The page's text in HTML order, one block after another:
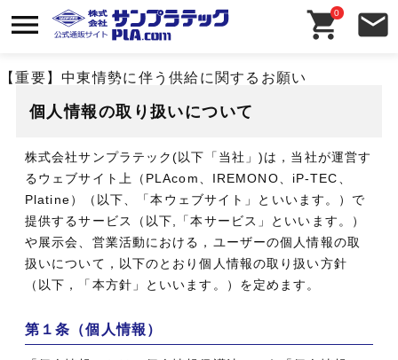
【重要】中東情勢に伴う供給に関するお願い
0
個人情報の取り扱いについて
株式会社サンプラテック(以下「当社」)は，当社が運営す
るウェブサイト上（PLAcom、IREMONO、iP-TEC、
Platine）（以下、「本ウェブサイト」といいます。）で
提供するサービス（以下,「本サービス」といいます。）
や展示会、営業活動における，ユーザーの個人情報の取
扱いについて，以下のとおり個人情報の取り扱い方針
（以下，「本方針」といいます。）を定めます。
第１条（個人情報）